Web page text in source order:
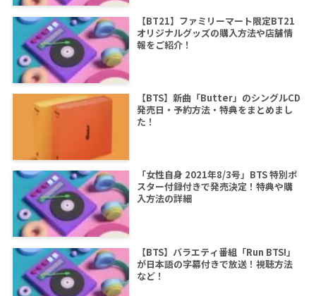
【BT21】ファミリーマート限定BT21
オリジナルグッズの購入方法や店舗情
報をご紹介！
【BTS】新曲「Butter」のシングルCD
発売日・予約方法・特典をまとめまし
た！
「女性自身 2021年8/3号」BTS 特別ポ
スター付録付きで発売決定！特典や購
入方法の詳細
【BTS】バラエティ番組「Run BTS!」
が日本語の字幕付きで放送！視聴方法
など！